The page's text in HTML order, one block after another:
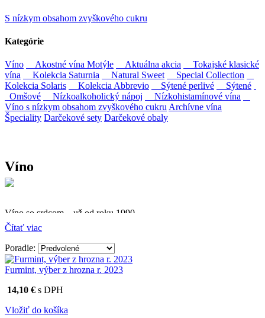
S nízkym obsahom zvyškového cukru
Kategórie
Víno Akostné vína Motýle Aktuálna akcia
Tokajské klasické
vína
Kolekcia Saturnia Natural Sweet
Special Collection
Kolekcia Solaris
Kolekcia Abbrevio Sýtené perlivé
Sýtené
Omšové
Nízkoalkoholický nápoj
Nízkohistamínové vína
Víno s nízkym obsahom zvyškového cukru Archívne vína
Špeciality Darčekové sety Darčekové obaly
Víno
Víno so srdcom – už od roku 1990
Firma Ostrožovič je najstaršou privátnou firmou na
slovenskom Tokaji.
Vyrábame kvalitné odrodové a výberové vína. Ako prví sme
priniesli na slovenský trh sólo spracované vína z tokajských odrôd
Furmint, Lipovina a Muškát žltý reduktívnou technológiou. Hrozno
spracúvame najmodernejšími technológiami, vrátane riadenej
fermentácie.
Čítať viac
Poradie:
Furmint, výber z hrozna r. 2023
14,10 € s DPH
Vložiť do košíka